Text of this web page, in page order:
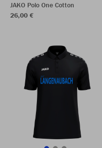
JAKO Polo One Cotton
26,00 €